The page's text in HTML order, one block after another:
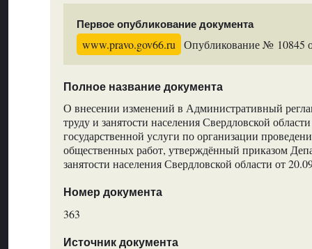
Первое опубликование документа
www.pravo.gov66.ru Опубликование № 10845
Полное название документа
О внесении изменений в Административный
труду и занятости населения Свердловской
государственной услуги по организации
общественных работ, утверждённый приказом
занятости населения Свердловской области от
Номер документа
363
Источник документа